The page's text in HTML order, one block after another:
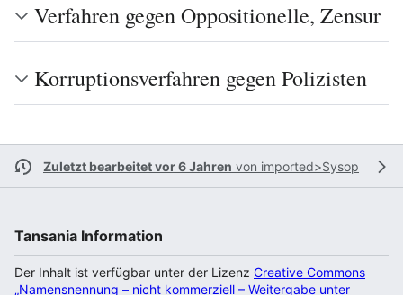
Verfahren gegen Oppositionelle, Zensur
Korruptionsverfahren gegen Polizisten
Zuletzt bearbeitet vor 6 Jahren von imported>Sysop
Tansania Information
Der Inhalt ist verfügbar unter der Lizenz Creative Commons
„Namensnennung – nicht kommerziell – Weitergabe unter